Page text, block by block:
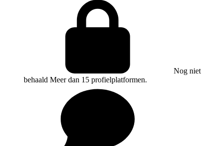
Nog niet
behaald Meer dan 15 profielplatformen.